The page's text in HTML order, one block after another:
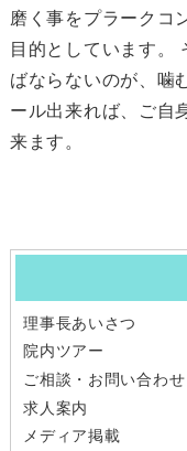
磨く事をプラークコ
目的としています。
ばならないのが、噛
ール出来れば、ご自
来ます。
理事長あいさつ
院内ツアー
ご相談・お問い合わせ
求人案内
メディア掲載